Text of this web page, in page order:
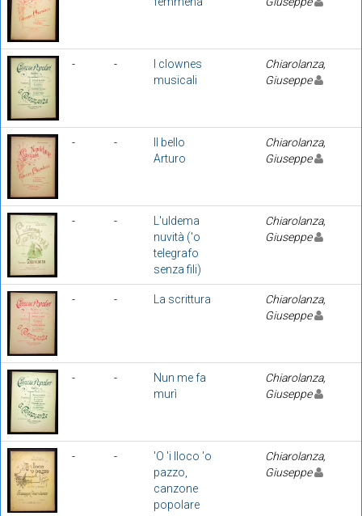
- -
I clownes
musicali
Chiarolanza,
Giuseppe
- -
Il bello
Arturo
Chiarolanza,
Giuseppe
- -
L'uldema
nuvità ('o
telegrafo
senza fili)
Chiarolanza,
Giuseppe
- - La scrittura
Chiarolanza,
Giuseppe
- -
Nun me fa
murì
Chiarolanza,
Giuseppe
- -
'O 'i lloco 'o
pazzo,
canzone
popolare
Chiarolanza,
Giuseppe